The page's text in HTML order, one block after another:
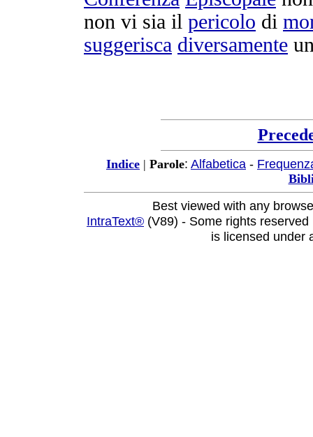
non vi sia il pericolo di
suggerisca diversamente
Indice | Parole: Alfabetica -
Best viewed with any
IntraText® (V89) - Some rights
is licensed under